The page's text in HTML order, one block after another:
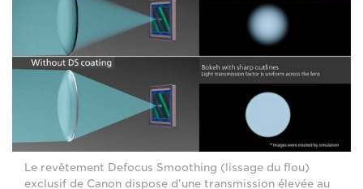
Le revêtement Defocus Smoothing (lissage du flou)
exclusif de Canon dispose d'une transmission élevée au